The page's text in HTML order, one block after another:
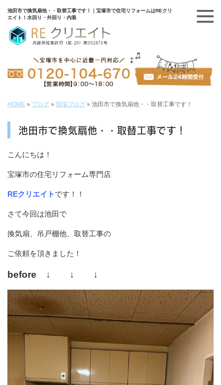
池田市で換気扇他・・取替工事です！｜宝塚市で住宅リフォームはREクリ
エイト！水回り・外回り・内装
HOME » ブログ » 現場ブログ » 池田市で換気扇他・・取替工事です！
池田市で換気扇他・・取替工事です！
こんにちは！
宝塚市の住宅リフォーム専門店
REクリエイト です！！
さて今回は池田で
換気扇、吊戸棚他、取替工事の
ご依頼を頂きました！
before ↓ ↓ ↓